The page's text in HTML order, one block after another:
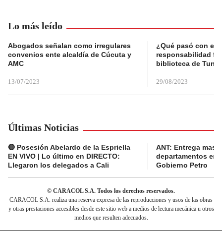
Lo más leído
Abogados señalan como irregulares
convenios ente alcaldía de Cúcuta y
AMC
13/07/2023
¿Qué pasó con el
responsabilidad
biblioteca de
29/08/2023
Últimas Noticias
🔴 Posesión Abelardo de la Espriella
EN VIVO | Lo último en DIRECTO:
Llegaron los delegados a Cali
ANT: Entrega
departamentos en
Gobierno Petro
© CARACOL S.A. Todos los derechos reservados.
CARACOL S.A. realiza una reserva expresa de las reproducciones y usos de las obras
y otras prestaciones accesibles desde este sitio web a medios de lectura mecánica u otros
medios que resulten adecuados.